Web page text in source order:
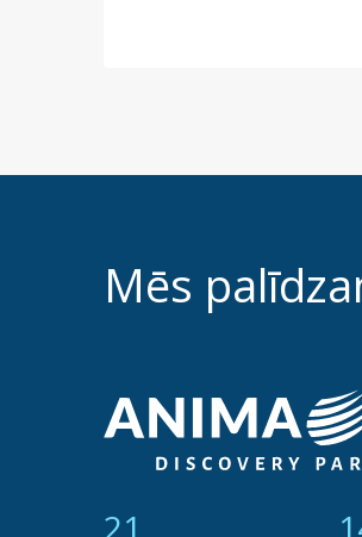
Mēs
21